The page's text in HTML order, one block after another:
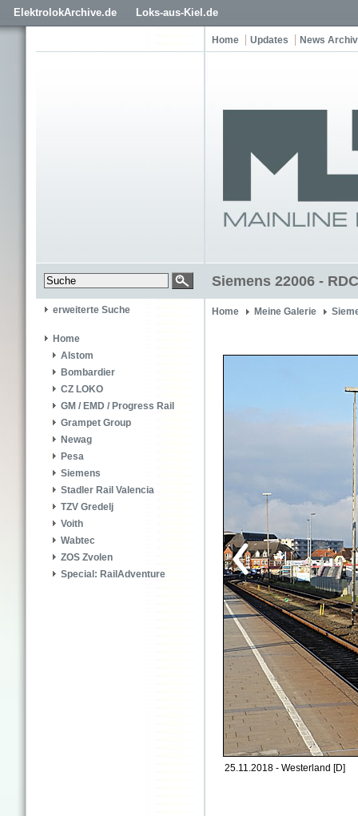
ElektrolokArchive.de Loks-aus-Kiel.de
Home Updates News Archiv
Siemens 22006 -
erweiterte Suche
Home
Alstom
Bombardier
CZ LOKO
GM / EMD / Progress Rail
Grampet Group
Newag
Pesa
Siemens
Stadler Rail Valencia
TZV Gredelj
Voith
Wabtec
ZOS Zvolen
Special: RailAdventure
Home Meine Galerie
25.11.2018 - Westerland [D]